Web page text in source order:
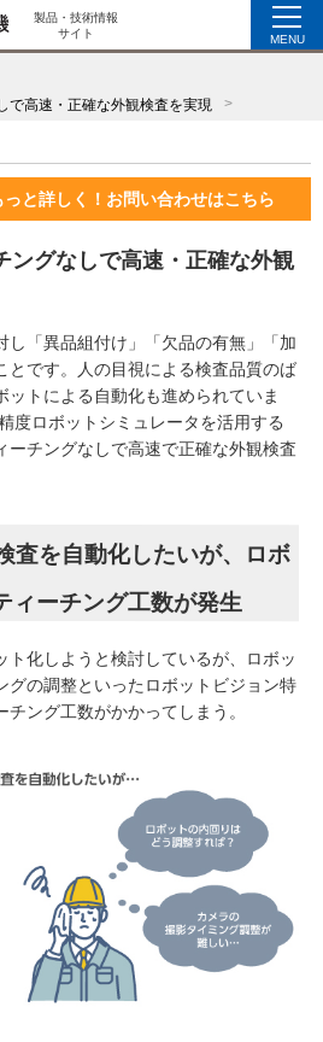
製品・技術情報
サイト
MENU
で高速・正確な外観検査を実現
と詳しく！お問い合わせはこちら
ングなしで高速・正確な外観
し「異品組付け」「欠品の有無」「加
とです。人の目視による検査品質のば
ットによる自動化も進められていま
度ロボットシミュレータを活用する
ーチングなしで高速で正確な外観検査
査を自動化したいが、ロボ
ィーチング工数が発生
ト化しようと検討しているが、ロボッ
グの調整といったロボットビジョン特
ング工数がかかってしまう。